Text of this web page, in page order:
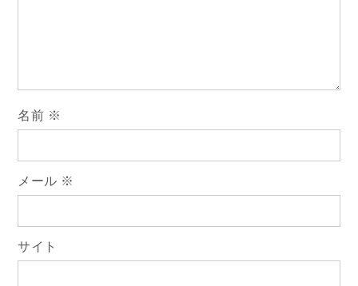
名前 ※
メール ※
サイト